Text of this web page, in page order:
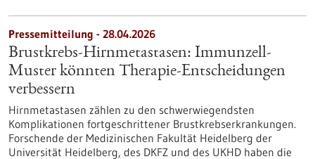
Pressemitteilung - 28.04.2026
Brustkrebs-Hirnmetastasen: Immunzell-
Muster könnten Therapie-Entscheidungen
verbessern
Hirnmetastasen zählen zu den schwerwiegendsten
Komplikationen fortgeschrittener Brustkrebserkrankungen.
Forschende der Medizinischen Fakultät Heidelberg der
Universität Heidelberg, des DKFZ und des UKHD haben die